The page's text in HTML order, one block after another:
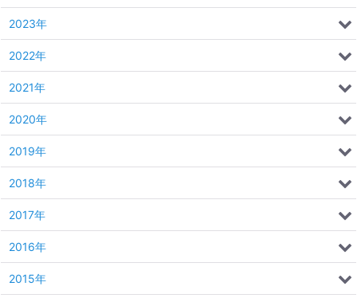
2023年
2022年
2021年
2020年
2019年
2018年
2017年
2016年
2015年